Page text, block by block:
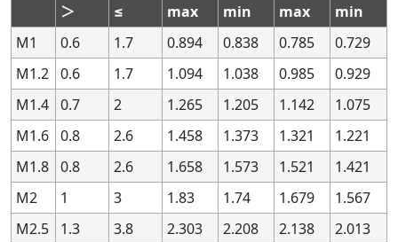
1.4 0.3 — — — —
0.99
1.4 0.3 — — — —
0.99
1.4 0.3 — — — —
0.99
1.4 0.3 6G +93 +18 +103
0.99
1.4 0.3 6H +75 0 +85
0
0.99
1.4 0.3 — — — —
—
0.99
1.4 0.3 7G — — —
0.99
0.3 7H — — —
0.99
1.4 0.3 8G — — —
1.4 0.3 — — — —
0.99
1.4 0.3 — — — —
0.99
1.4 0.3 — — — —
0.99
1.4 0.3 6G +93 +18 +103
0.99
1.4 0.3 6H +75 0 +85
0
0.99
1.4 0.3 — — — —
—
0.99
1.4 0.3 7G — — —
0.99
0.3 7H — — —
0.99
1.4 0.3 8G — — —
＞
≤ max min max
min
M1
0.6 1.7 0.894 0.838 0.785
0.729
M1.2 0.6 1.7 1.094 1.038 0.985
0.929
M1.4 0.7 2 1.265 1.205 1.142
1.075
M1.6 0.8 2.6 1.458 1.373 1.321
1.221
M1.8 0.8 2.6 1.658 1.573 1.521
1.421
M2
1 3 1.83 1.74 1.679
1.567
M2.5
1.3 3.8 2.303 2.208 2.138
2.013